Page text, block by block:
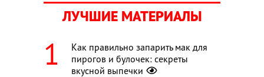
ЛУЧШИЕ МАТЕРИАЛЫ
Как правильно запарить мак для
пирогов и булочек: секреты
вкусной выпечки